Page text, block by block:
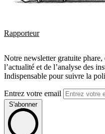
Rapporteur
Notre newsletter gratuite
l’actualité et de l’analyse des
Indispensable pour suivre la
Entrez votre email
S'abonner